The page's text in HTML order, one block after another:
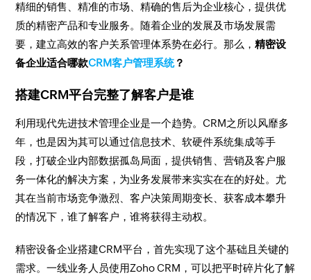
精细的销售、精准的市场、精确的售后为企业核心，提供优
质的精密产品和专业服务。随着企业的发展及市场发展需
要，建立高效的客户关系管理体系势在必行。那么，精密设
备企业适合哪款CRM客户管理系统？
搭建CRM平台完整了解客户是谁
利用现代先进技术管理企业是一个趋势。CRM之所以风靡多
年，也是因为其可以通过信息技术、软硬件系统集成等手
段，打破企业内部数据孤岛局面，提供销售、营销及客户服
务一体化的解决方案，为业务发展带来实实在在的好处。尤
其在当前市场竞争激烈、客户决策周期变长、获客成本攀升
的情况下，谁了解客户，谁将获得主动权。
精密设备企业搭建CRM平台，首先实现了这个基础且关键的
需求。一线业务人员使用Zoho CRM，可以把平时碎片化了解